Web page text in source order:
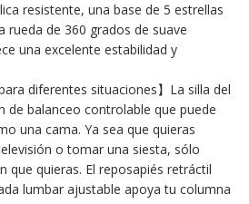
resistente, una base de 5 estrellas
rueda de 360 grados de suave
una excelente estabilidad y
diferentes situaciones】La silla del
de balanceo controlable que puede
una cama. Ya sea que quieras
o tomar una siesta, sólo
que quieras. El reposapiés retráctil
lumbar ajustable apoya tu columna